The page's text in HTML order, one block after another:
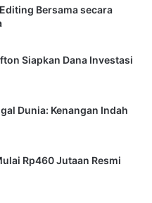
Bersama secara
Siapkan Dana Investasi
Dunia: Kenangan Indah
Rp460 Jutaan Resmi